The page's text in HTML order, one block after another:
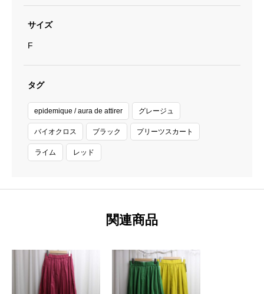
サイズ
F
タグ
epidemique / aura de attirer グレージュ
バイオクロス ブラック プリーツスカート
ライム レッド
関連商品